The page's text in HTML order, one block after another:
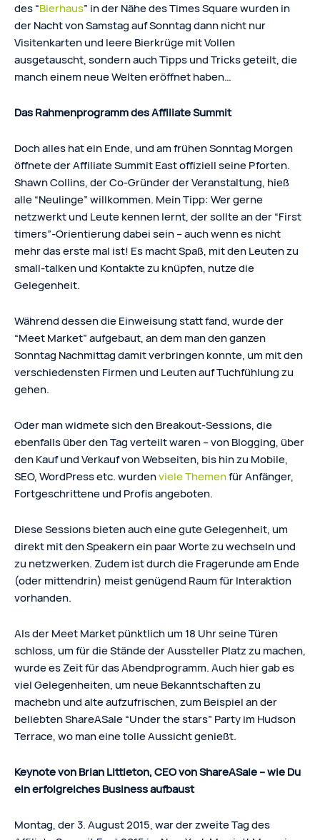
des “Bierhaus” in der Nähe des Times Square wurden in
der Nacht von Samstag auf Sonntag dann nicht nur
Visitenkarten und leere Bierkrüge mit Vollen
ausgetauscht, sondern auch Tipps und Tricks geteilt, die
manch einem neue Welten eröffnet haben…
Das Rahmenprogramm des Affiliate Summit
Doch alles hat ein Ende, und am frühen Sonntag Morgen
öffnete der Affiliate Summit East offiziell seine Pforten.
Shawn Collins, der Co-Gründer der Veranstaltung, hieß
alle “Neulinge” willkommen. Mein Tipp: Wer gerne
netzwerkt und Leute kennen lernt, der sollte an der “First
timers”-Orientierung dabei sein – auch wenn es nicht
mehr das erste mal ist! Es macht Spaß, mit den Leuten zu
small-talken und Kontakte zu knüpfen, nutze die
Gelegenheit.
Während dessen die Einweisung statt fand, wurde der
“Meet Market” aufgebaut, an dem man den ganzen
Sonntag Nachmittag damit verbringen konnte, um mit den
verschiedensten Firmen und Leuten auf Tuchfühlung zu
gehen.
Oder man widmete sich den Breakout-Sessions, die
ebenfalls über den Tag verteilt waren – von Blogging, über
den Kauf und Verkauf von Webseiten, bis hin zu Mobile,
SEO, WordPress etc. wurdenviele Themenfür Anfänger,
Fortgeschrittene und Profis angeboten.
Diese Sessions bieten auch eine gute Gelegenheit, um
direkt mit den Speakern ein paar Worte zu wechseln und
zu netzwerken. Zudem ist durch die Fragerunde am Ende
(oder mittendrin) meist genügend Raum für Interaktion
vorhanden.
Als der Meet Market pünktlich um 18 Uhr seine Türen
schloss, um für die Stände der Aussteller Platz zu machen,
wurde es Zeit für das Abendprogramm. Auch hier gab es
viel Gelegenheiten, um neue Bekanntschaften zu
machebn und alte aufzufrischen, zum Beispiel an der
beliebten ShareASale “Under the stars” Party im Hudson
Terrace, wo man eine tolle Aussicht genießt.
Keynote von Brian Littleton, CEO von ShareASale – wie Du
ein erfolgreiches Business aufbaust
Montag, der 3. August 2015, war der zweite Tag des